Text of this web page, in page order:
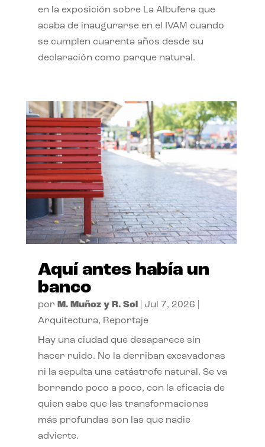
en la exposición sobre La Albufera que
acaba de inaugurarse en el IVAM cuando
se cumplen cuarenta años desde su
declaración como parque natural.
Aquí antes había un
banco
por M. Muñoz y R. Sol Jul 7, 2026
Arquitectura, Reportaje
Hay una ciudad que desaparece sin
hacer ruido. No la derriban excavadoras
ni la sepulta una catástrofe natural. Se va
borrando poco a poco, con la eficacia de
quien sabe que las transformaciones
más profundas son las que nadie
advierte.